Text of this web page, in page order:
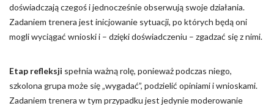
doświadczają czegoś i jednocześnie obserwują swoje działania.
Zadaniem trenera jest inicjowanie sytuacji, po których będą oni
mogli wyciągać wnioski i – dzięki doświadczeniu – zgadzać się z nimi.
Etap refleksji spełnia ważną rolę, ponieważ podczas niego,
szkolona grupa może się „wygadać”, podzielić opiniami i wnioskami.
Zadaniem trenera w tym przypadku jest jedynie moderowanie